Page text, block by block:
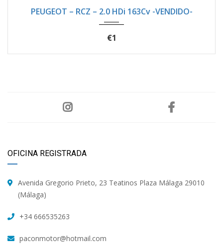
PEUGEOT – RCZ – 2.0 HDi 163Cv -VENDIDO-
€1
OFICINA REGISTRADA
Avenida Gregorio Prieto, 23 Teatinos Plaza Málaga 29010
(Málaga)
+34 666535263
paconmotor@hotmail.com